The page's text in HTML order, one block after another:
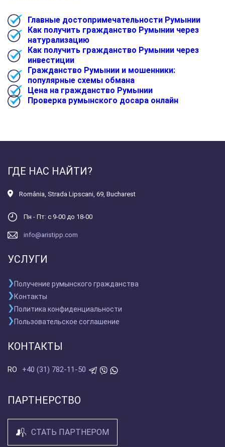
Главные достопримечательности Румынии
Как получить гражданство Румынии через
натурализацию
Как получить гражданство Румынии через
инвестиции
Гражданство Румынии и мошенники:
популярные схемы обмана
Цена на гражданство Румынии
Проверка румынского досара онлайн
ГДЕ НАС НАЙТИ?
România, Strada Lipscani, 69, Bucharest
Пн - Пт: с 9-00 до 18-00
info@aristipp.com
УСЛУГИ
Получение румынского гражданства
Контакты
Политика конфиденциальности
Пользовательское соглашение
КОНТАКТЫ
RO +40 (31) 782-11-50
ПАРТНЕРСТВО
СТАТЬ ПАРТНЕРОМ